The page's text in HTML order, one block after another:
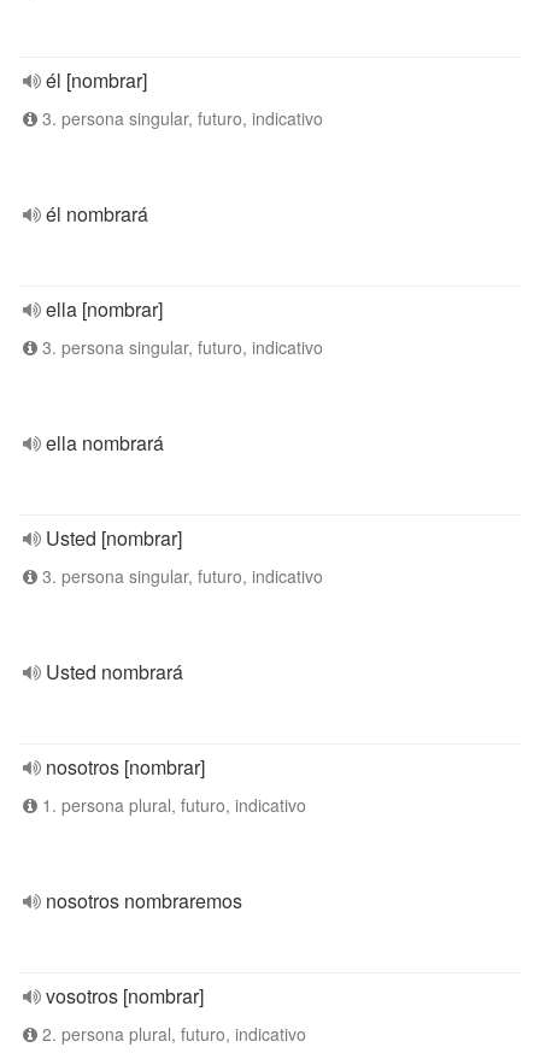
él [nombrar]
3. persona singular, futuro, indicativo
él nombrará
ella [nombrar]
3. persona singular, futuro, indicativo
ella nombrará
Usted [nombrar]
3. persona singular, futuro, indicativo
Usted nombrará
nosotros [nombrar]
1. persona plural, futuro, indicativo
nosotros nombraremos
vosotros [nombrar]
2. persona plural, futuro, indicativo